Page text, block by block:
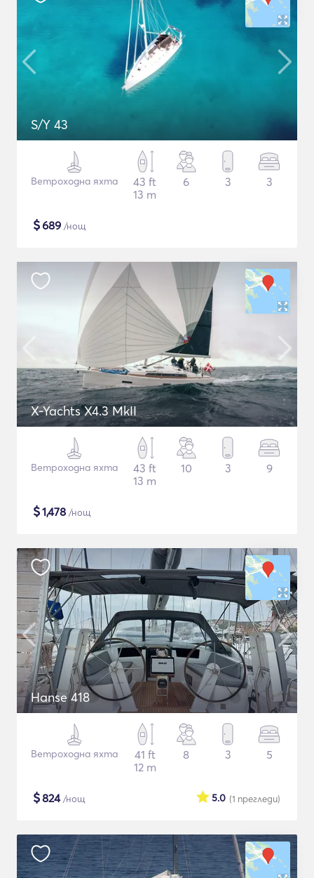
S/Y 43
Ветроходна яхта
43 ft
13 m
6 3 3
$689 /нощ
X-Yachts X4.3 MkII
Ветроходна яхта
43 ft
13 m
10 3 9
$1,478 /нощ
Hanse 418
Ветроходна яхта
41 ft
12 m
8 3 5
$824/нощ (1 прегледи)
5.0